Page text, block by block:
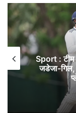
Sport : टीम
जडेजा-गिल,